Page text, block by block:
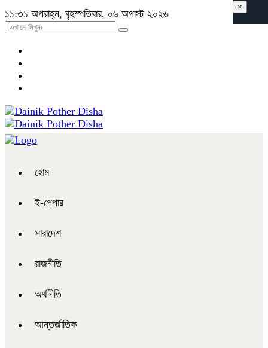
১১:৩১ অপরাহ্ন, বৃহস্পতিবার, ০৬ অগাস্ট ২০২৬
হোম
ই-পেপার
সারাদেশ
রাজনীতি
অর্থনীতি
আন্তর্জাতিক
×